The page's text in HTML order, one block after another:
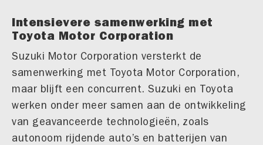
Intensievere samenwerking met
Toyota Motor Corporation
Suzuki Motor Corporation versterkt de
samenwerking met Toyota Motor Corporation,
maar blijft een concurrent. Suzuki en Toyota
werken onder meer samen aan de ontwikkeling
van geavanceerde technologieën, zoals
autonoom rijdende auto’s en batterijen van